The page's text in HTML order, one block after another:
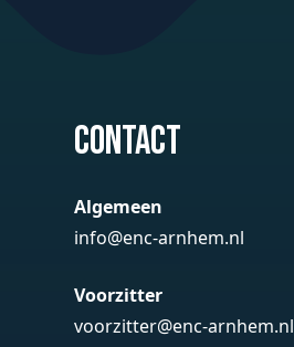
Contact
Algemeen
info@enc-arnhem.nl
Voorzitter
voorzitter@enc-arnhem.nl